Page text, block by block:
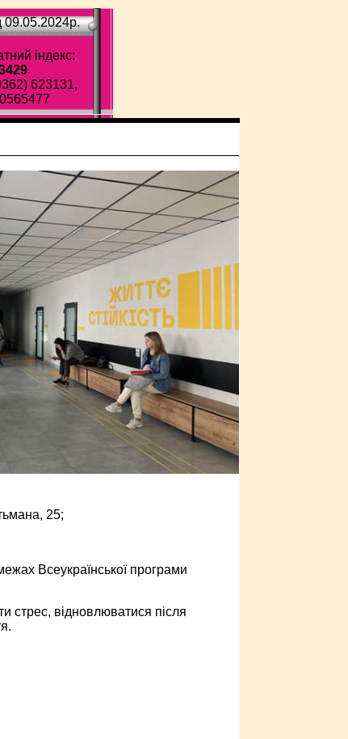
09.05.2024p.
індекс:
623131,
25;
Всеукраїнської програми
стрес, відновлюватися після